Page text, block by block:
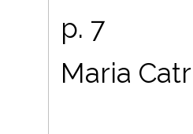
p. 7
Maria